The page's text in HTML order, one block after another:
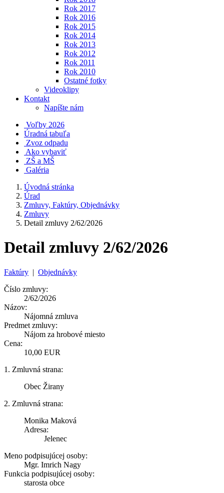
Rok 2017
Rok 2016
Rok 2015
Rok 2014
Rok 2013
Rok 2012
Rok 2011
Rok 2010
Ostatné fotky
Videoklipy
Kontakt
Napíšte nám
Voľby 2026
Úradná tabuľa
Zvoz odpadu
Ako vybaviť
ZŠ a MŠ
Galéria
Úvodná stránka
Úrad
Zmluvy, Faktúry, Objednávky
Zmluvy
Detail zmluvy 2/62/2026
Detail zmluvy 2/62/2026
Faktúry | Objednávky
Číslo zmluvy:
2/62/2026
Názov:
Nájomná zmluva
Predmet zmluvy:
Nájom za hrobové miesto
Cena:
10,00 EUR
1. Zmluvná strana:
Obec Žirany
2. Zmluvná strana:
Monika Maková
Adresa:
Jelenec
Meno podpisujúcej osoby:
Mgr. Imrich Nagy
Funkcia podpisujúcej osoby:
starosta obce